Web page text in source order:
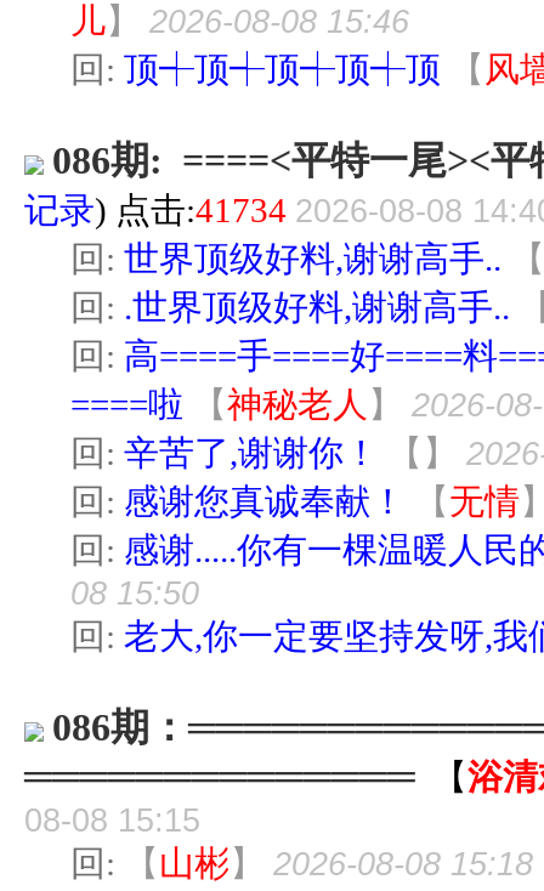
儿】 2026-08-08 15:46
回: 顶┽顶┽顶┽顶┽顶 【 风
086期: ====<平特一尾><平
记录) 点击:41734 2026-08-08
回: 世界顶级好料,谢谢高手..
【
回: .世界顶级好料,谢谢高手..
回: 高====手====好====料
====啦
【神秘老人 】 2026-
回: 辛苦了,谢谢你！ 【 】
回: 感谢您真诚奉献！ 【无情
回: 感谢.....你有一棵温暖人民
08 15:50
回: 老大,你一定要坚持发呀,我
086期：
══════════════
【浴
08-08 15:15
回: 【 山彬】 2026-08-08 15:18